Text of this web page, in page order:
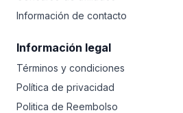
Información de contacto
Información legal
Términos y condiciones
Política de privacidad
Politica de Reembolso